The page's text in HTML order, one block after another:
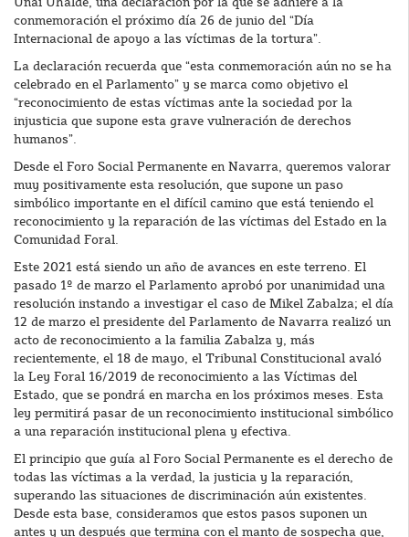
conmemoración el próximo día 26 de junio del “Día
Internacional de apoyo a las víctimas de la tortura”.
La declaración recuerda que “esta conmemoración aún no se ha
celebrado en el Parlamento” y se marca como objetivo el
“reconocimiento de estas víctimas ante la sociedad por la
injusticia que supone esta grave vulneración de derechos
humanos”.
Desde el Foro Social Permanente en Navarra, queremos valorar
muy positivamente esta resolución, que supone un paso
simbólico importante en el difícil camino que está teniendo el
reconocimiento y la reparación de las víctimas del Estado en la
Comunidad Foral.
Este 2021 está siendo un año de avances en este terreno. El
pasado 1º de marzo el Parlamento aprobó por unanimidad una
resolución instando a investigar el caso de Mikel Zabalza; el día
12 de marzo el presidente del Parlamento de Navarra realizó un
acto de reconocimiento a la familia Zabalza y, más
recientemente, el 18 de mayo, el Tribunal Constitucional avaló
la Ley Foral 16/2019 de reconocimiento a las Víctimas del
Estado, que se pondrá en marcha en los próximos meses. Esta
ley permitirá pasar de un reconocimiento institucional simbólico
a una reparación institucional plena y efectiva.
El principio que guía al Foro Social Permanente es el derecho de
todas las víctimas a la verdad, la justicia y la reparación,
superando las situaciones de discriminación aún existentes.
Desde esta base, consideramos que estos pasos suponen un
antes y un después que termina con el manto de sospecha que,